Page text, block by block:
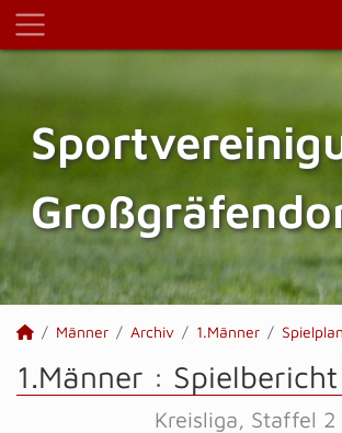
Männer Archiv 1.Männer Spielplan
1.Männer : Spielbericht
Kreisliga, Staffel 2